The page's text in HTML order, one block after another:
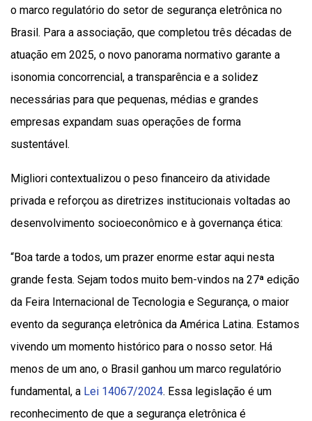
o marco regulatório do setor de segurança eletrônica no
Brasil. Para a associação, que completou três décadas de
atuação em 2025, o novo panorama normativo garante a
isonomia concorrencial, a transparência e a solidez
necessárias para que pequenas, médias e grandes
empresas expandam suas operações de forma
sustentável.
Migliori contextualizou o peso financeiro da atividade
privada e reforçou as diretrizes institucionais voltadas ao
desenvolvimento socioeconômico e à governança ética:
“Boa tarde a todos, um prazer enorme estar aqui nesta
grande festa. Sejam todos muito bem-vindos na 27ª edição
da Feira Internacional de Tecnologia e Segurança, o maior
evento da segurança eletrônica da América Latina. Estamos
vivendo um momento histórico para o nosso setor. Há
menos de um ano, o Brasil ganhou um marco regulatório
fundamental, a Lei 14067/2024. Essa legislação é um
reconhecimento de que a segurança eletrônica é